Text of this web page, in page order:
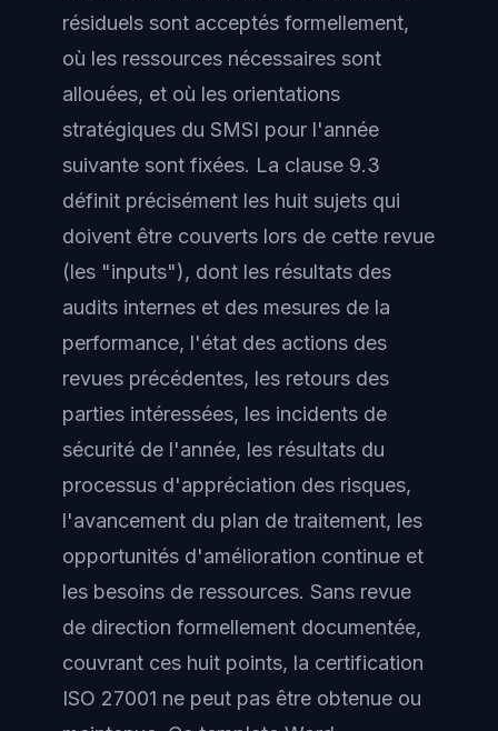
résiduels sont acceptés formellement,
où les ressources nécessaires sont
allouées, et où les orientations
stratégiques du SMSI pour l'année
suivante sont fixées. La clause 9.3
définit précisément les huit sujets qui
doivent être couverts lors de cette revue
(les "inputs"), dont les résultats des
audits internes et des mesures de la
performance, l'état des actions des
revues précédentes, les retours des
parties intéressées, les incidents de
sécurité de l'année, les résultats du
processus d'appréciation des risques,
l'avancement du plan de traitement, les
opportunités d'amélioration continue et
les besoins de ressources. Sans revue
de direction formellement documentée,
couvrant ces huit points, la certification
ISO 27001 ne peut pas être obtenue ou